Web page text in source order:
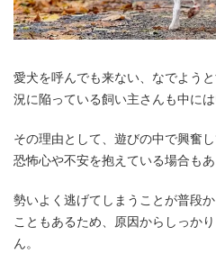
愛犬を呼んでも来ない、なでよう
況に陥っている飼い主さんも中には
その理由として、遊びの中で興奮
恐怖心や不安を抱えている場合もあ
勢いよく逃げてしまうことが普段
こともあるため、原因からしっか
ん。